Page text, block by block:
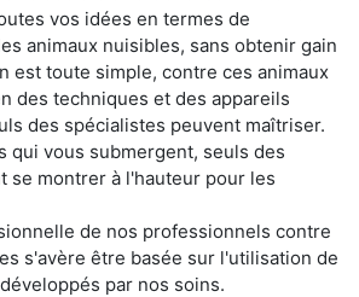
vos idées en termes de
animaux nuisibles, sans obtenir gain
est toute simple, contre ces animaux
des techniques et des appareils
des spécialistes peuvent maîtriser.
qui vous submergent, seuls des
se montrer à l'hauteur pour les
de nos professionnels contre
s'avère être basée sur l'utilisation de
par nos soins.